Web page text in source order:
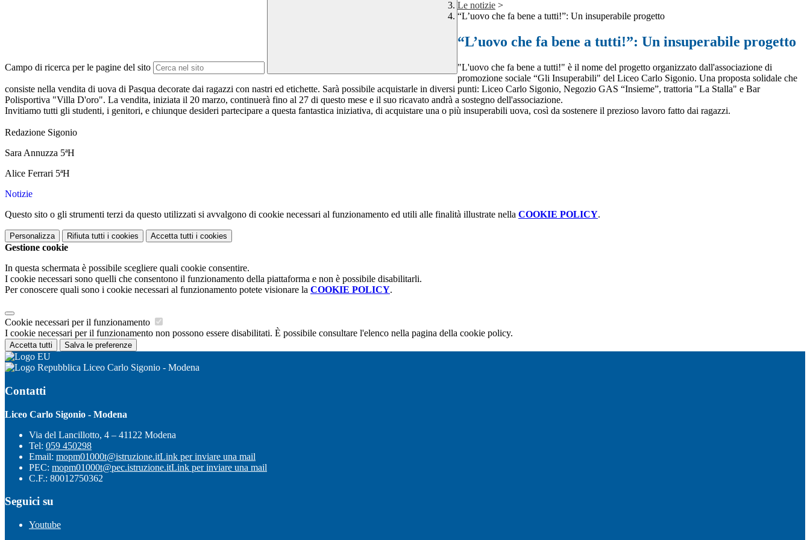
Campo di ricerca per le pagine del sito
Le notizie >
“L’uovo che fa bene a tutti!”: Un insuperabile progetto
“L’uovo che fa bene a tutti!”: Un insuperabile progetto
"L'uovo che fa bene a tutti!" è il nome del progetto organizzato dall'associazione di
promozione sociale “Gli Insuperabili" del Liceo Carlo Sigonio. Una proposta solidale che
consiste nella vendita di uova di Pasqua decorate dai ragazzi con nastri ed etichette. Sarà possibile acquistarle in diversi punti: Liceo Carlo Sigonio, Negozio GAS “Insieme”, trattoria "La Stalla" e Bar
Polisportiva "Villa D'oro". La vendita, iniziata il 20 marzo, continuerà fino al 27 di questo mese e il suo ricavato andrà a sostegno dell'associazione.
Invitiamo tutti gli studenti, i genitori, e chiunque desideri partecipare a questa fantastica iniziativa, di acquistare una o più insuperabili uova, così da sostenere il prezioso lavoro fatto dai ragazzi.
Redazione Sigonio
Sara Annuzza 5ªH
Alice Ferrari 5ªH
Notizie
Questo sito o gli strumenti terzi da questo utilizzati si avvalgono di cookie necessari al funzionamento ed utili alle finalità illustrate nella COOKIE POLICY.
Personalizza Rifiuta tutti i cookies Accetta tutti i cookies
Gestione cookie
In questa schermata è possibile scegliere quali cookie consentire.
I cookie necessari sono quelli che consentono il funzionamento della piattaforma e non è possibile disabilitarli.
Per conoscere quali sono i cookie necessari al funzionamento potete visionare la COOKIE POLICY.
Cookie necessari per il funzionamento
I cookie necessari per il funzionamento non possono essere disabilitati. È possibile consultare l'elenco nella pagina della cookie policy.
Accetta tutti Salva le preferenze
Liceo Carlo Sigonio - Modena
Contatti
Liceo Carlo Sigonio - Modena
Via del Lancillotto, 4 – 41122 Modena
Tel: 059 450298
Email: mopm01000t@istruzione.itLink per inviare una mail
PEC: mopm01000t@pec.istruzione.itLink per inviare una mail
C.F.: 80012750362
Seguici su
Youtube